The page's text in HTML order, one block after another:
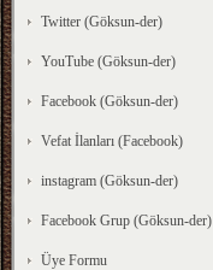
Twitter (Göksun-der)
YouTube (Göksun-der)
Facebook (Göksun-der)
Vefat İlanları (Facebook)
instagram (Göksun-der)
Facebook Grup (Göksun-der)
Üye Formu